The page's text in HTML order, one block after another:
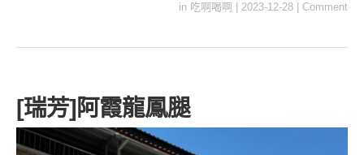
in 吃啊喝啊 2023-12-28 Comment
[瑞芳]阿霞龍鳳腿